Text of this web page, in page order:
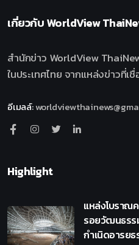
เกี่ยวกับWorldView
สำนักข่าว WorldView
ในประเทศไทย จากแหล่งข่าวที่
อีเมลล์:
Highlight
แหล่งโบราณ
รอยวัฒนธรร
กำเนิดอารยธ